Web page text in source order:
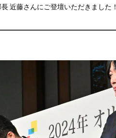
近藤さんにご登壇いただきました！